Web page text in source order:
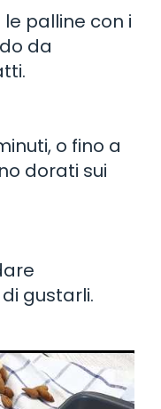
palline con i
da
o fino a
dorati sui
gustarli.